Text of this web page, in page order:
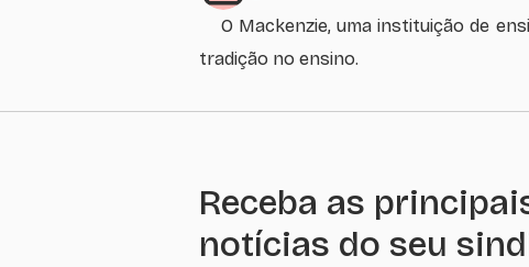
O Mackenzie, uma instituição de
tradição no ensino.
Receba as
notícias do seu